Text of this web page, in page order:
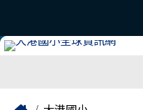
主內容區域
頁尾區域